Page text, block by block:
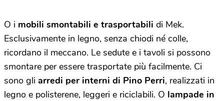
O i mobili smontabili e trasportabili di Mek.
Esclusivamente in legno, senza chiodi né colle,
ricordano il meccano. Le sedute e i tavoli si possono
smontare per essere trasportate più facilmente. Ci
sono gli arredi per interni di Pino Perri, realizzati in
legno e polisterene, leggeri e riciclabili. O lampade in